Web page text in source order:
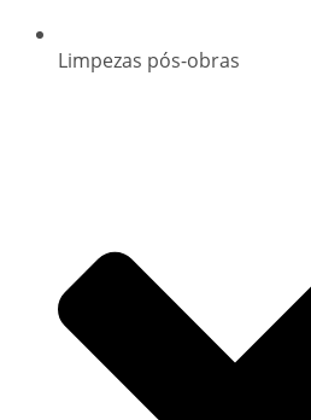
Limpezas pós-obras